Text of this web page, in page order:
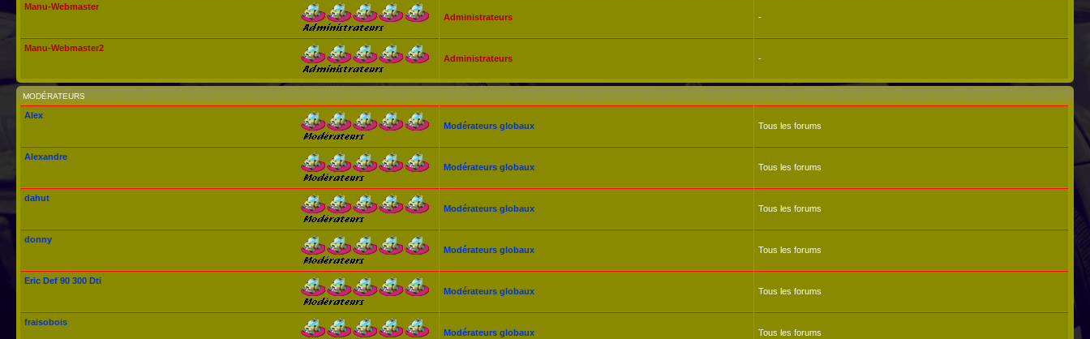
Manu-Webmaster
Administrateurs
-
Manu-Webmaster2
Administrateurs
-
MODÉRATEURS
Alex
Modérateurs globaux
Tous les forums
Alexandre
Modérateurs globaux
Tous les forums
dahut
Modérateurs globaux
Tous les forums
donny
Modérateurs globaux
Tous les forums
Eric Def 90 300 Dti
Modérateurs globaux
Tous les forums
fraisobois
Modérateurs globaux
Tous les forums